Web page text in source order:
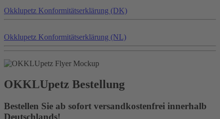
Okklupetz Konformitätserklärung (DK)
Okklupetz Konformitätserklärung (NL)
OKKLUpetz Bestellung
Bestellen Sie ab sofort versandkostenfrei innerhalb
Deutschlands!